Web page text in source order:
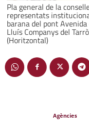
Pla general de la
representats
barana del pont
Lluís Companys del
(Horitzontal)
Agències